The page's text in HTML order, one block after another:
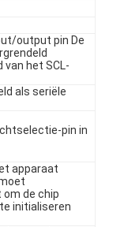
output pin De
van het SCL-
als seriële
pin in
apparaat
de chip
initialiseren